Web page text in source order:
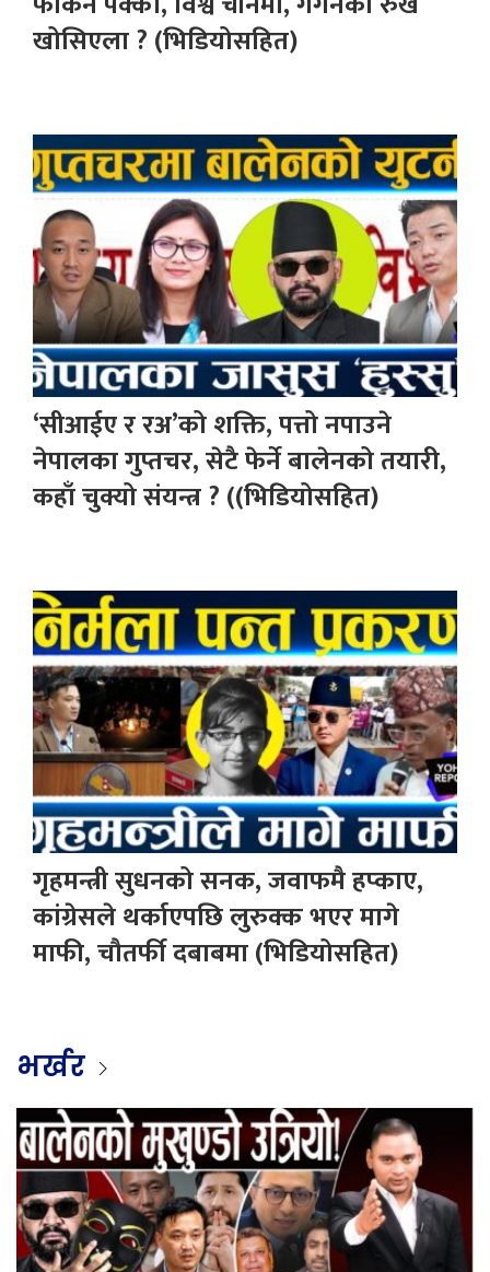
खोसिएला ? (भिडियोसहित)
‘सीआईए र रअ’को शक्ति, पत्तो नपाउने
नेपालका गुप्तचर, सेटै फेर्ने बालेनको तयारी,
कहाँ चुक्यो संयन्त्र ? ((भिडियोसहित)
गृहमन्त्री सुधनको सनक, जवाफमै हप्काए,
कांग्रेसले थर्काएपछि लुरुक्क भएर मागे
माफी, चौतर्फी दबाबमा (भिडियोसहित)
भर्खर